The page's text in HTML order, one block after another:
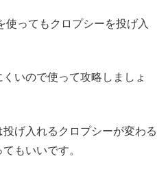
使ってもクロプシーを投げ入
いので使って攻略しましょ
げ入れるクロプシーが変わる
もいいです。